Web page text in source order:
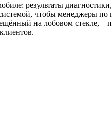
результаты
чтобы менеджеры по
на лобовом стекле, –